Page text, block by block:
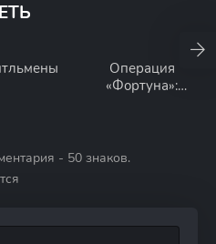
Операция
«Фортуна»:
- 50 знаков.